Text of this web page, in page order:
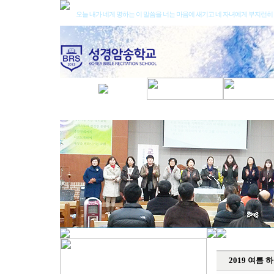
오늘 내가 네게 명하는 이 말씀을 너는 마음에 새기고 네 자녀에게 부지런
2019 여름